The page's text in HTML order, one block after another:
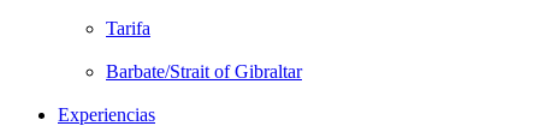
Tarifa
Barbate/Strait of Gibraltar
Experiencias